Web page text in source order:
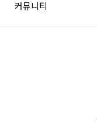
커뮤니티